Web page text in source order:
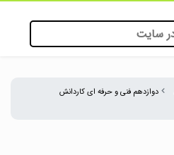
دوازدهم فنی و حرفه ای کاردانش